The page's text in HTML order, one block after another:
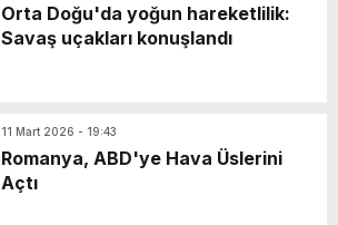
Orta Doğu'da yoğun hareketlilik:
Savaş uçakları konuşlandı
11 Mart 2026 - 19:43
Romanya, ABD'ye Hava Üslerini
Açtı